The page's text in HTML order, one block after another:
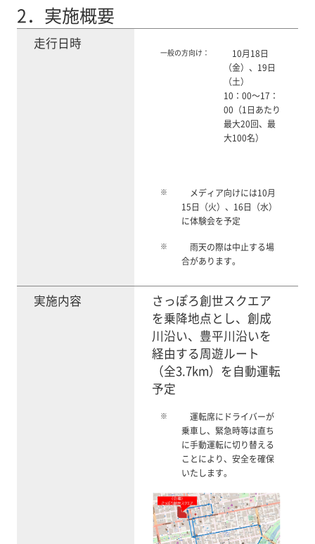
2． 実施概要
走行日時
一般の方向け：
10月18日
（金）、19日
（土）
10：00～17：
00（1日あたり
最大20回、最
大100名）
※
メディア向けには10月
15日（火）、16日（水）
に体験会を予定
※
雨天の際は中止する場
合があります。
実施内容
さっぽろ創世スクエア
を乗降地点とし、創成
川沿い、豊平川沿いを
経由する周遊ルート
（全3.7km）を自動運転
予定
※
運転席にドライバーが
乗車し、緊急時等は直ち
に手動運転に切り替える
ことにより、安全を確保
いたします。